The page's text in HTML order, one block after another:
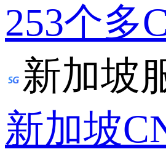
253个多
新加坡
新加坡